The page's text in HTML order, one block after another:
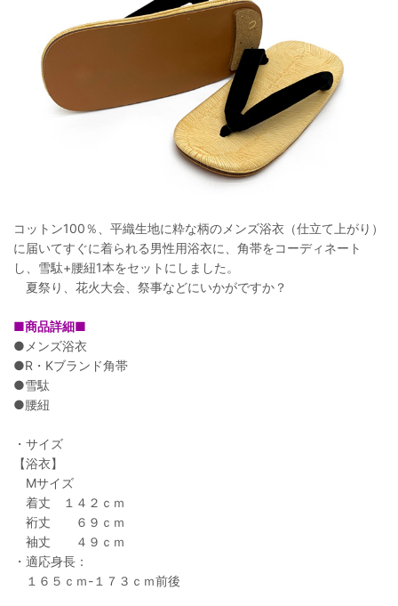
コットン100％、平織生地に粋な柄のメンズ浴衣（仕立て上がり）
に届いてすぐに着られる男性用浴衣に、角帯をコーディネート
し、雪駄+腰紐1本をセットにしました。
夏祭り、花火大会、祭事などにいかがですか？
■商品詳細■
●メンズ浴衣
●R・Kブランド角帯
●雪駄
●腰紐
・サイズ
【浴衣】
Mサイズ
着丈 １４２ｃｍ
裄丈 ６９ｃｍ
袖丈 ４９ｃｍ
・適応身長：
１６５ｃｍ-１７３ｃｍ前後